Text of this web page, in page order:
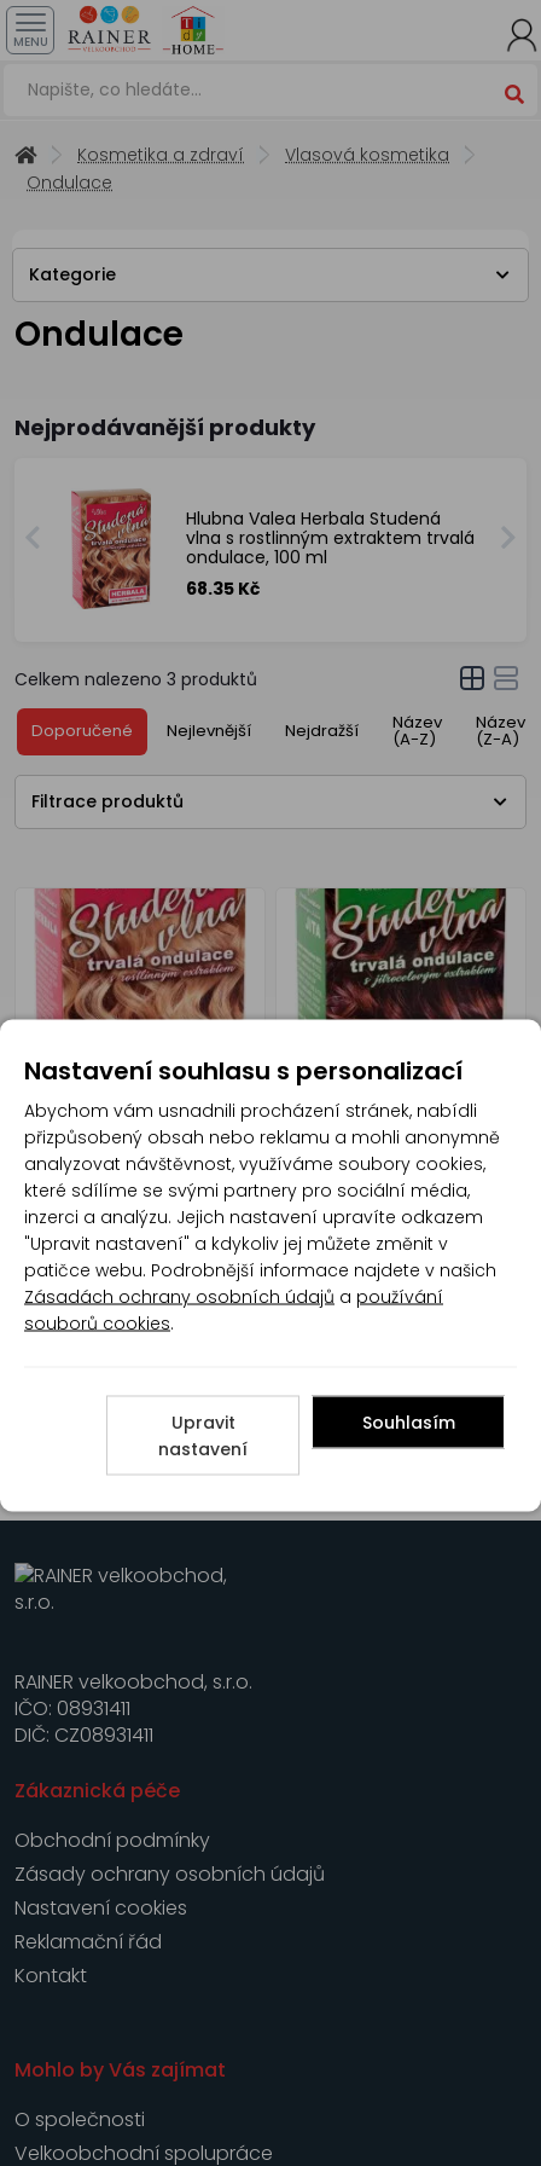
MENU
Kosmetika a zdraví
Vlasová kosmetika
Ondulace
Kategorie
Ondulace
Nejprodávanější produkty
Hlubna Valea Herbala Studená
vlna s rostlinným extraktem trvalá
ondulace, 100 ml
68.35 Kč
Celkem nalezeno 3 produktů
Doporučené Nejlevnější Nejdražší Název
(A-Z)
Název
(Z-A)
Filtrace produktů
Hlubna Valea Herbala
Studená vlna s rostlinným
extraktem trvalá ondulace,
100 ml
Hlubna Valea Jita Studená
vlna trvalá ondulace s
jitrocelovým extraktem,
100 ml
studená vlna trvalá
ondulace, 100 ml + fixatér
1
RAINER velkoobchod, s.r.o.
IČO: 08931411
DIČ: CZ08931411
Zákaznická péče
Obchodní podmínky
Zásady ochrany osobních údajů
Nastavení cookies
Reklamační řád
Kontakt
Mohlo by Vás zajímat
O společnosti
Velkoobchodní spolupráce
Nastavení souhlasu s personalizací
Abychom vám usnadnili procházení stránek, nabídli
přizpůsobený obsah nebo reklamu a mohli anonymně
analyzovat návštěvnost, využíváme soubory cookies,
které sdílíme se svými partnery pro sociální média,
inzerci a analýzu. Jejich nastavení upravíte odkazem
"Upravit nastavení" a kdykoliv jej můžete změnit v
patičce webu. Podrobnější informace najdete v našich
Zásadách ochrany osobních údajů a používání
souborů cookies.
Upravit
nastavení
Souhlasím